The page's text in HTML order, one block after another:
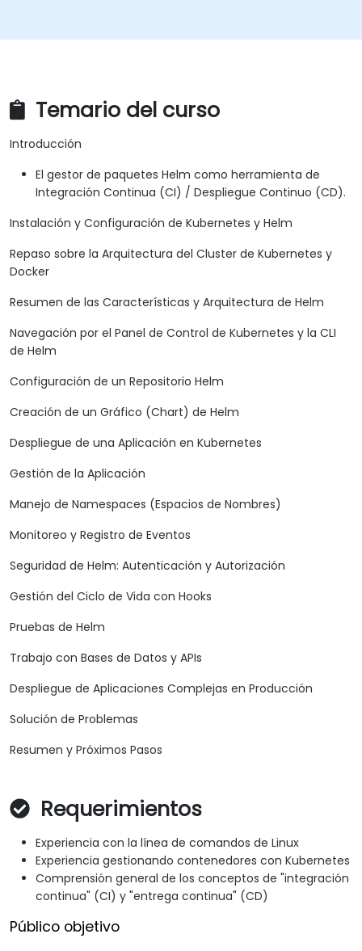
Temario del curso
Introducción
El gestor de paquetes Helm como herramienta de
Integración Continua (CI) / Despliegue Continuo (CD).
Instalación y Configuración de Kubernetes y Helm
Repaso sobre la Arquitectura del Cluster de Kubernetes y
Docker
Resumen de las Características y Arquitectura de Helm
Navegación por el Panel de Control de Kubernetes y la CLI
de Helm
Configuración de un Repositorio Helm
Creación de un Gráfico (Chart) de Helm
Despliegue de una Aplicación en Kubernetes
Gestión de la Aplicación
Manejo de Namespaces (Espacios de Nombres)
Monitoreo y Registro de Eventos
Seguridad de Helm: Autenticación y Autorización
Gestión del Ciclo de Vida con Hooks
Pruebas de Helm
Trabajo con Bases de Datos y APIs
Despliegue de Aplicaciones Complejas en Producción
Solución de Problemas
Resumen y Próximos Pasos
Requerimientos
Experiencia con la línea de comandos de Linux
Experiencia gestionando contenedores con Kubernetes
Comprensión general de los conceptos de "integración
continua" (CI) y "entrega continua" (CD)
Público objetivo